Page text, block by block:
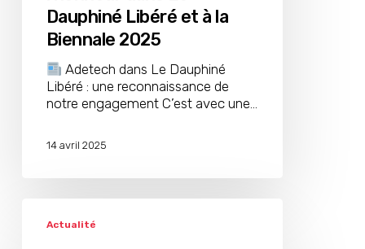
l’honneur
dans
Dauphiné
Libéré
Biennale
Dauphiné Libéré et à la
Biennale 2025
Adetech dans Le Dauphiné
Libéré : une reconnaissance de
notre engagement C’est avec une…
14 avril 2025
Cleverpark
Actualité